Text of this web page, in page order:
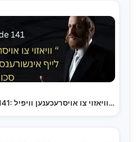
Yiddish Episode 141: וויאזוי צו אויסרעכענען וויפיל…